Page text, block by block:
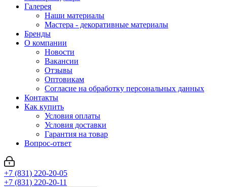
Галерея
Наши материалы
Мастера - декоративные материалы
Бренды
О компании
Новости
Вакансии
Отзывы
Оптовикам
Cогласие на обработку персональных данных
Контакты
Как купить
Условия оплаты
Условия доставки
Гарантия на товар
Вопрос-ответ
+7 (831) 220-20-05
+7 (831) 220-20-11